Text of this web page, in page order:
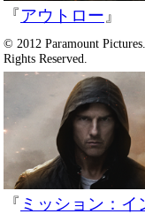
『アウトロー 』
© 2012 Paramount
Rights Reserved.
『 ミッション：イ